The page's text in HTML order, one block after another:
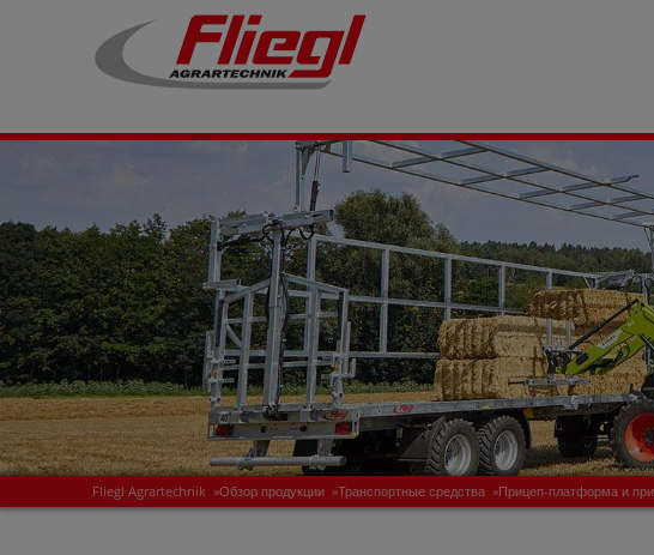
Fliegl Agrartechnik »Обзор продукции »Транспортные средства »Прицеп-платформа и